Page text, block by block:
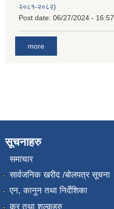
२०८१-२०८२)
Post date: 06/27/2024 - 16:57
more
सूचनाहरु
समाचार
सार्वजनिक खरीद /बोलपत्र सूचना
एन, कानुन तथा निर्देशिका
कर तथा शुल्कहरु